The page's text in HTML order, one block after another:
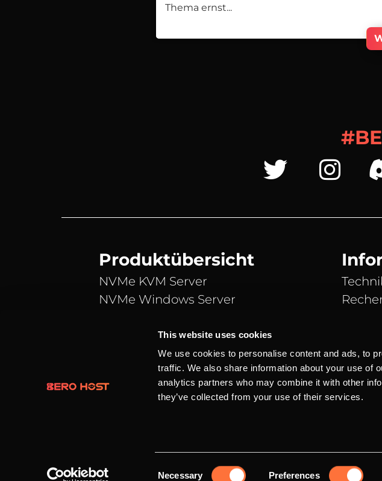
This website uses cookies
We use cookies to personalise content and ads, to
traffic. We also share information about your use of
analytics partners who may combine it with other
they’ve collected from your use of their services.
Necessary Preferences
Thema ernst...
Produktübersicht
NVMe KVM Server
NVMe Windows Server
Teamspeak 3 Server
Webspace
News